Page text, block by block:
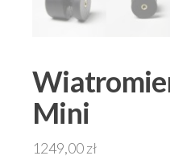
Mini
1249,00zł